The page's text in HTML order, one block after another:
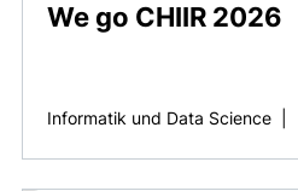
We go CHIIR 2026
Informatik und Data Science